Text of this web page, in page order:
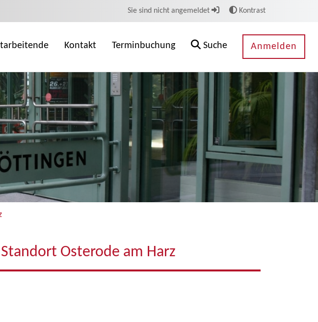
Sie sind nicht angemeldet Kontrast
Kontakt Terminbuchung Suche Anmelden
Standort Osterode am Harz